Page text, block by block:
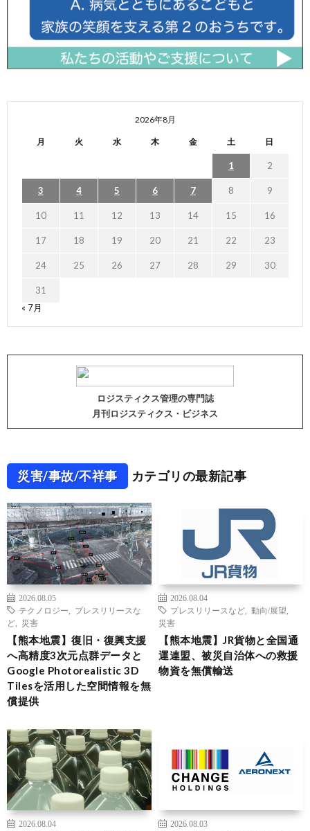
2026年8月
月 火 水 木 金 土 日
1 2
3 4 5 6 7 8 9
10 11 12 13 14 15 16
17 18 19 20 21 22 23
24 25 26 27 28 29 30
31
« 7月
ロジスティクス管理の専門誌
月刊ロジスティクス・ビジネス
災害/事故/不祥事 カテゴリの最新記事
2026.08.05
テクノロジー
プレスリリースな
ど
災害
【熊本地震】復旧・復興支援
へ高精度3次元点群データと
Google Photorealistic 3D
Tilesを活用した空間情報を無
償提供
2026.08.04
プレスリリースなど
動向/展望
災害
【熊本地震】JR貨物と全国通
運連盟、被災自治体への救援
物資を無償輸送
2026.08.04
2026.08.03